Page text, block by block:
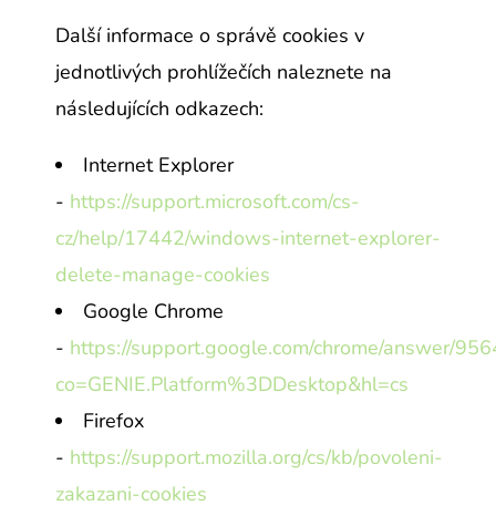
Další informace o správě cookies v
jednotlivých prohlížečích naleznete na
následujících odkazech:
Internet Explorer
- https://support.microsoft.com/cs-
cz/help/17442/windows-internet-explorer-
delete-manage-cookies
Google Chrome
- https://support.google.com/chrome/answer/
co=GENIE.Platform%3DDesktop&hl=cs
Firefox
- https://support.mozilla.org/cs/kb/povoleni-
zakazani-cookies